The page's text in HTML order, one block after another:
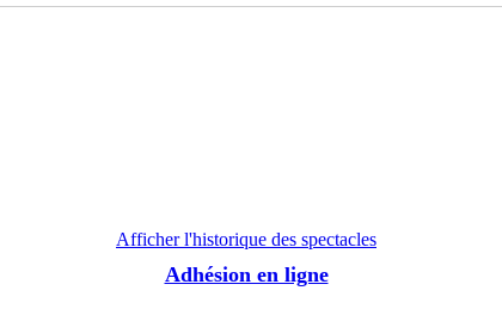
Afficher l'historique des spectacles
Adhésion en ligne